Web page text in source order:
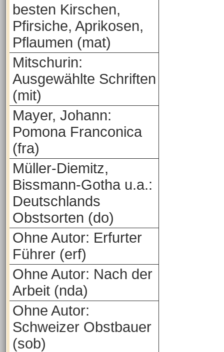
besten Kirschen,
Pfirsiche, Aprikosen,
Pflaumen (mat)
Mitschurin:
Ausgewählte Schriften
(mit)
Mayer, Johann:
Pomona Franconica
(fra)
Müller-Diemitz,
Bissmann-Gotha u.a.:
Deutschlands
Obstsorten (do)
Ohne Autor: Erfurter
Führer (erf)
Ohne Autor: Nach der
Arbeit (nda)
Ohne Autor:
Schweizer Obstbauer
(sob)